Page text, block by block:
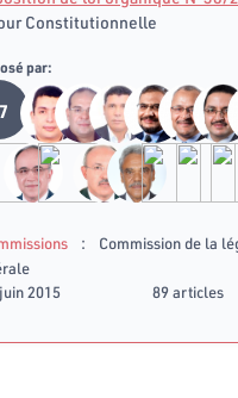
Constitutionnelle
par:
:
Commission de la
2015
89 articles